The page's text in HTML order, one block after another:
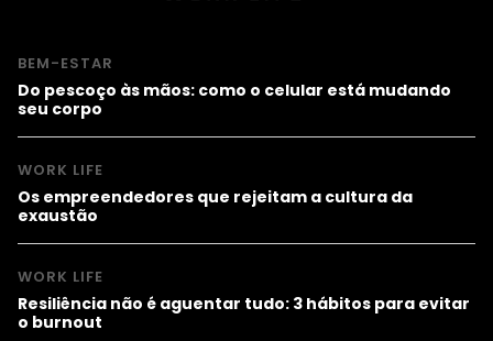
BEM-ESTAR
Do pescoço às mãos: como o celular está mudando
seu corpo
WORK LIFE
Os empreendedores que rejeitam a cultura da
exaustão
WORK LIFE
Resiliência não é aguentar tudo: 3 hábitos para evitar
o burnout